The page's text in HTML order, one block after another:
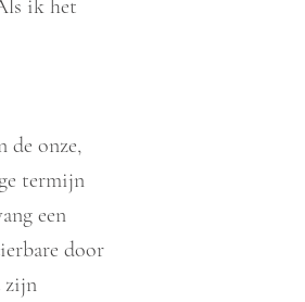
ik het
de onze,
termijn
een
door
zijn